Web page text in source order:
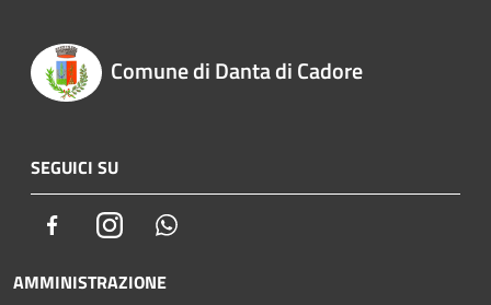
Comune di Danta di Cadore
SEGUICI SU
FacebookInstagram
AMMINISTRAZIONE